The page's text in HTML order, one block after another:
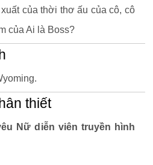
của thời thơ ấu của cô, cô
của Ai là Boss?
thiết
Nữ diễn viên truyền hình